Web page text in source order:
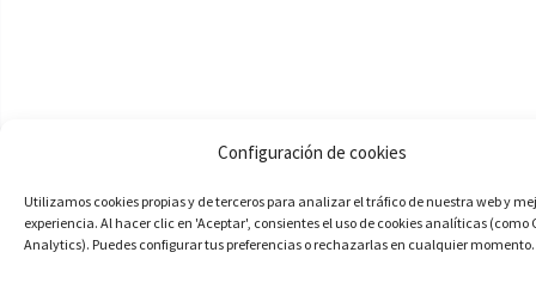
Configuración de cookies
Utilizamos cookies propias y de terceros para analizar el tráfico de nuestra web y
experiencia. Al hacer clic en 'Aceptar', consientes el uso de cookies analíticas (como
Analytics). Puedes configurar tus preferencias o rechazarlas en cualquier momento.